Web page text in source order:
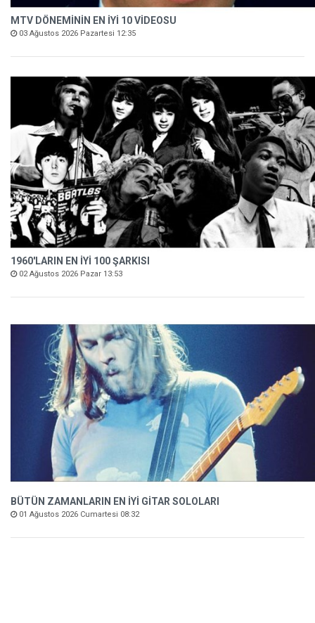
MTV DÖNEMİNİN EN İYİ 10 VİDEOSU
03 Ağustos 2026 Pazartesi 12:35
1960'LARIN EN İYİ 100 ŞARKISI
02 Ağustos 2026 Pazar 13:53
BÜTÜN ZAMANLARIN EN İYİ GİTAR SOLOLARI
01 Ağustos 2026 Cumartesi 08:32